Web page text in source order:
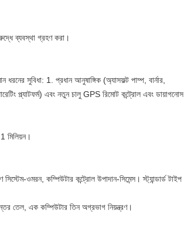
ব্যবস্থা গ্রহণ করা।
ধরনের সুবিধা: 1. প্রধান আনুষাঙ্গিক (অ্যাসফল্ট পাম্প, বার্নার,
প্ল্যাটফর্ম) এবং নতুন চালু GPS রিমোট কন্ট্রোল এবং ডায়াগনোস
মিলিয়ন।
ওমরন, কম্পিউটার কন্ট্রোল উপাদান-সিমেন্স। স্ট্যান্ডার্ড টাইপ
তেল, এক কম্পিউটার তিন অগ্রভাগ নিয়ন্ত্রণ।